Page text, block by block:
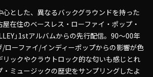
心とした、異なるバックグラウンドを持った
在住のベースレス・ローファイ・ポップ・
」1stアルバムからの先行配信。90〜00年
ローファイ/インディーポップからの影響が色
リックやクラウトロック的な匂いも感じとれ
ミュージックの歴史をサンプリングしたよ